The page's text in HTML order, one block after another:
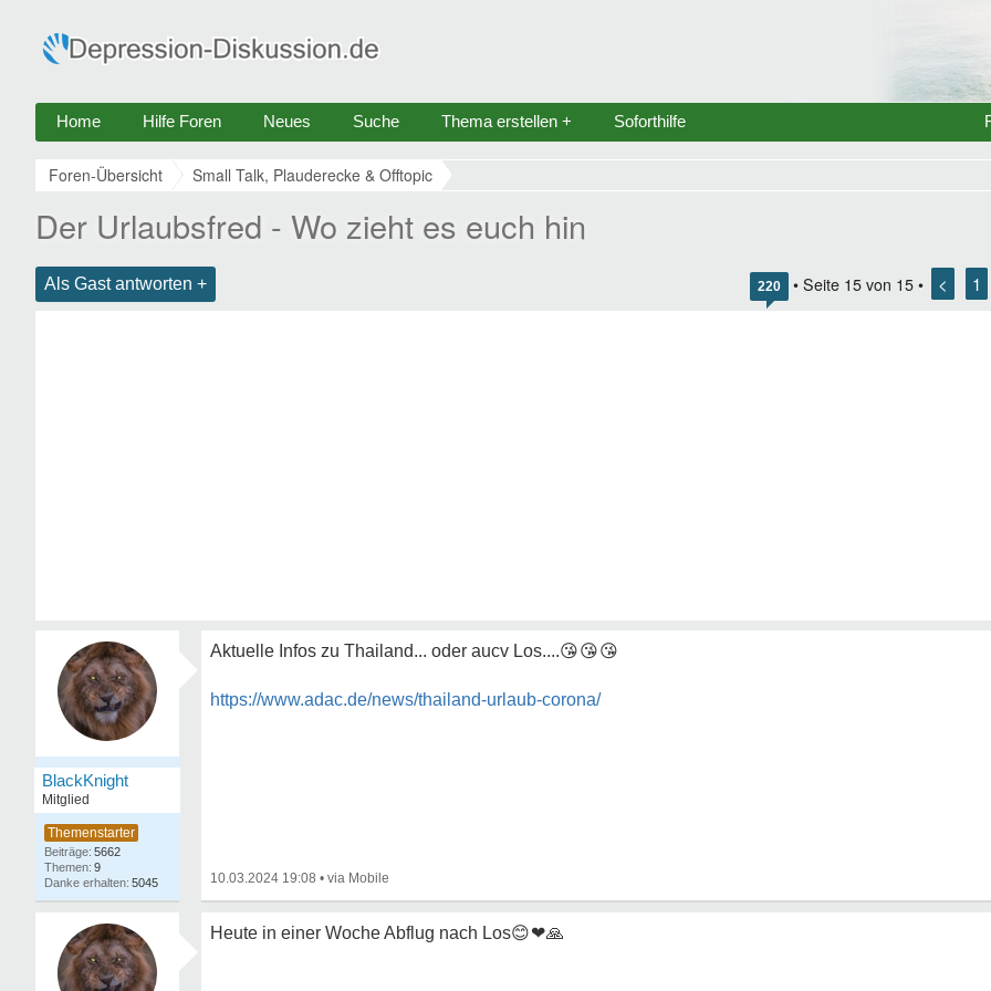
Home Hilfe Foren Neues Suche Thema erstellen + Soforthilfe
Foren-Übersicht Small Talk, Plauderecke & Offtopic
Der Urlaubsfred - Wo zieht es euch hin
Als Gast antworten + 220 • Seite 15 von 15 • < 1
BlackKnight
Mitglied
5662
9
5045
Aktuelle Infos zu Thailand... oder aucv Los....😘😘😘
https://www.adac.de/news/thailand-urlaub-corona/
10.03.2024 19:08 •
Heute in einer Woche Abflug nach Los😊❤🙏